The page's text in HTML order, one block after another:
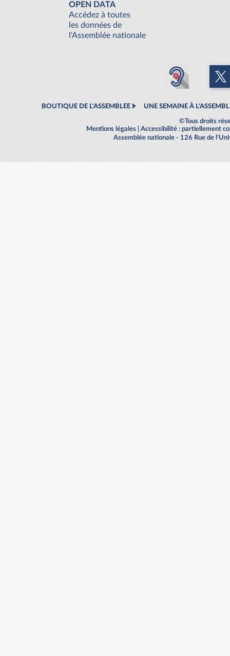
OPEN DATA
Accédez à toutes
les données de
l'Assemblée nationale
BOUTIQUE DE L'ASSEMBLEE UNE SEMAINE À
©Tous droits
Mentions légales
Accessibilité : partiellement
Assemblée nationale - 126 Rue de